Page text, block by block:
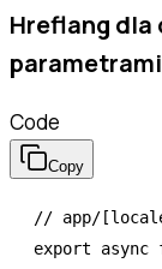
Hreflang dla
parametrami
Code
Copy
// app/
export async